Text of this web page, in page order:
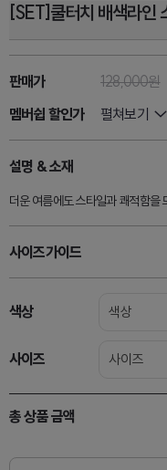
[SET]쿨터치 배색라인
판매가 128,000원
멤버쉽 할인가
펼쳐보기
설명 & 소재
더운 여름에도 스타일과 쾌적함
사이즈가이드
색상 색상
사이즈 사이즈
총 상품 금액